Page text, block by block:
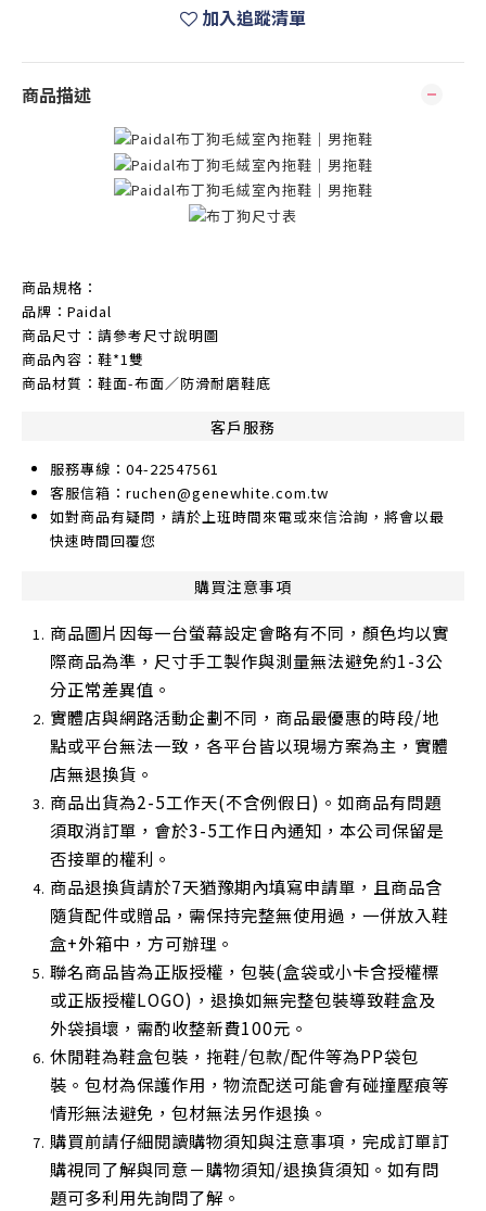
加入追蹤清單
商品描述
商品規格：
品牌：Paidal
商品尺寸：請參考尺寸說明圖
商品內容：鞋*1雙
商品材質：鞋面-布面／防滑耐磨鞋底
客戶服務
服務專線：04-22547561
客服信箱：ruchen@genewhite.com.tw
如對商品有疑問，請於上班時間來電或來信洽詢，將會以最
快速時間回覆您
購買注意事項
商品圖片因每一台螢幕設定會略有不同，顏色均以實
際商品為準，尺寸手工製作與測量無法避免約1-3公
分正常差異值。
實體店與網路活動企劃不同，商品最優惠的時段/地
點或平台無法一致，各平台皆以現場方案為主，實體
店無退換貨。
商品出貨為2-5工作天(不含例假日)。如商品有問題
須取消訂單，會於3-5工作日內通知，本公司保留是
否接單的權利。
商品退換貨請於7天猶豫期內填寫申請單，且商品含
隨貨配件或贈品，需保持完整無使用過，一併放入鞋
盒+外箱中，方可辦理。
聯名商品皆為正版授權，包裝(盒袋或小卡含授權標
或正版授權LOGO)，退換如無完整包裝導致鞋盒及
外袋損壞，需酌收整新費100元。
休閒鞋為鞋盒包裝，拖鞋/包款/配件等為PP袋包
裝。包材為保護作用，物流配送可能會有碰撞壓痕等
情形無法避免，包材無法另作退換。
購買前請仔細閱讀購物須知與注意事項，完成訂單訂
購視同了解與同意－購物須知/退換貨須知。如有問
題可多利用先詢問了解。